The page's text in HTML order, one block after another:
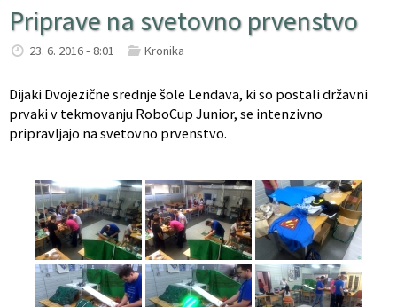
Priprave na svetovno prvenstvo
23. 6. 2016 - 8:01 Kronika
Dijaki Dvojezične srednje šole Lendava, ki so postali državni
prvaki v tekmovanju RoboCup Junior, se intenzivno
pripravljajo na svetovno prvenstvo.